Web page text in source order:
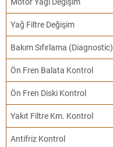
Yağ Filtre Değişim
Bakım Sıfırlama (Diagnostic)
Ön Fren Balata Kontrol
Ön Fren Diski Kontrol
Yakıt Filtre Km. Kontrol
Antifriz Kontrol